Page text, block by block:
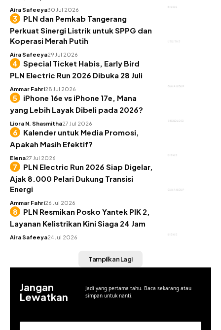
BISNIS
Aira Safeeya30 Jul 2026
UTILITAS
PLN dan Pemkab Tangerang
Perkuat Sinergi Listrik untuk SPPG dan
Koperasi Merah Putih
Aira Safeeya29 Jul 2026
GAYA HIDUP
Special Ticket Habis, Early Bird
PLN Electric Run 2026 Dibuka 28 Juli
Ammar Fahri28 Jul 2026
TEKNOLOGI
iPhone 16e vs iPhone 17e, Mana
yang Lebih Layak Dibeli pada 2026?
Liora N. Shasmitha27 Jul 2026
BISNIS
Kalender untuk Media Promosi,
Apakah Masih Efektif?
Elena27 Jul 2026
GAYA HIDUP
PLN Electric Run 2026 Siap Digelar,
Ajak 8.000 Pelari Dukung Transisi
Energi
Ammar Fahri26 Jul 2026
BISNIS
PLN Resmikan Posko Yantek PIK 2,
Layanan Kelistrikan Kini Siaga 24 Jam
Aira Safeeya24 Jul 2026
Tampilkan Lagi
Jangan
Lewatkan
Jadi yang pertama tahu. Baca sekarang atau
simpan untuk nanti.